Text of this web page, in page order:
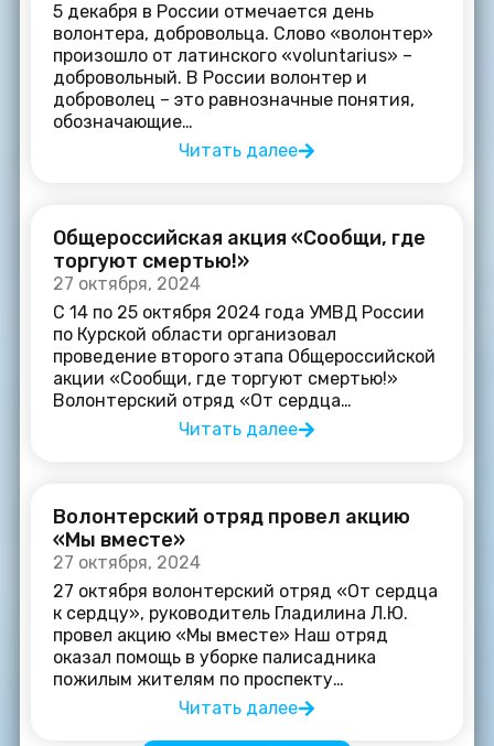
5 декабря в России отмечается день
волонтера, добровольца. Слово «волонтер»
произошло от латинского «voluntarius» –
добровольный. В России волонтер и
доброволец – это равнозначные понятия,
обозначающие…
Читать далее
Общероссийская акция «Сообщи, где
торгуют смертью!»
27 октября, 2024
С 14 по 25 октября 2024 года УМВД России
по Курской области организовал
проведение второго этапа Общероссийской
акции «Сообщи, где торгуют смертью!»
Волонтерский отряд «От сердца…
Читать далее
Волонтерский отряд провел акцию
«Мы вместе»
27 октября, 2024
27 октября волонтерский отряд «От сердца
к сердцу», руководитель Гладилина Л.Ю.
провел акцию «Мы вместе» Наш отряд
оказал помощь в уборке палисадника
пожилым жителям по проспекту…
Читать далее